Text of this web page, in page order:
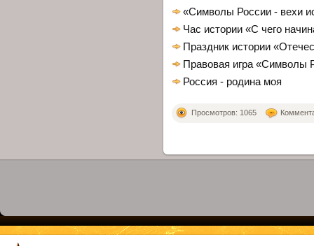
«Символы России - вехи
Час истории «С чего
Праздник истории
Правовая игра «Символы
Россия - родина моя
Просмотров: 1065